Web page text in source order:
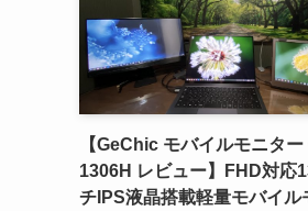
【GeChic モバイルモニタ
1306H レビュー】FHD対応
チIPS液晶搭載軽量モバイル